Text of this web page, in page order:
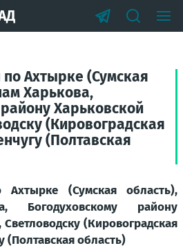
Ахтырке (Сумская
Харькова,
Харьковской
(Кировоградская
(Полтавская
(Сумская область),
Богодуховскому району
(Кировоградская
(Полтавская область)